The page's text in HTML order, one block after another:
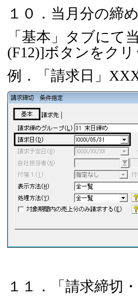
１０．当月分の締
「基本」タブにて
(F12)]ボタンをク
例．「請求日」
１１．「請求締切